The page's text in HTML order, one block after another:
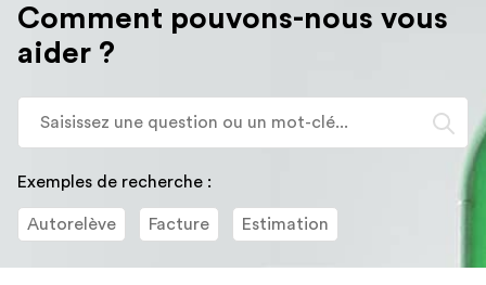
redirigé
vers
description
détaillée
de
question.
Comment pouvons-nous vous
aider ?
Exemples de recherche :
Autorelève Facture Estimation